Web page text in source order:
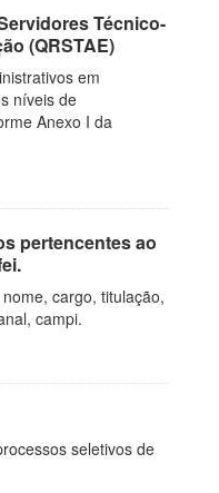
Técnico-
(QRSTAE)
em
níveis de
Anexo I da
pertencentes ao
cargo, titulação,
campi.
seletivos de